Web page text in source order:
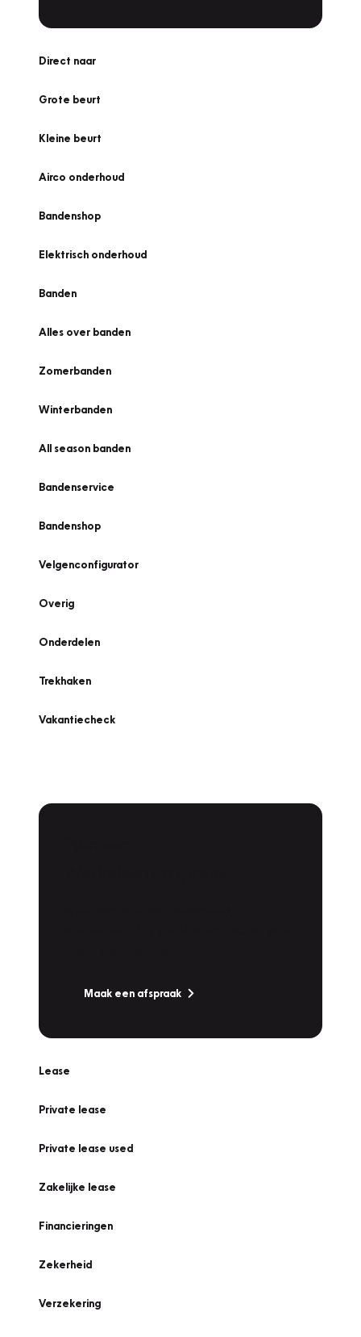
Direct naar
Grote beurt
Kleine beurt
Airco onderhoud
Bandenshop
Elektrisch onderhoud
Banden
Alles over banden
Zomerbanden
Winterbanden
All season banden
Bandenservice
Bandenshop
Velgenconfigurator
Overig
Onderdelen
Trekhaken
Vakantiecheck
Maak een afspraak
Lease
Private lease
Private lease used
Zakelijke lease
Financieringen
Zekerheid
Verzekering